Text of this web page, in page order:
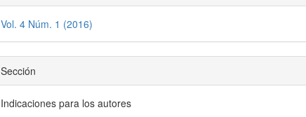
Vol. 4 Núm. 1 (2016)
Sección
Indicaciones para los autores